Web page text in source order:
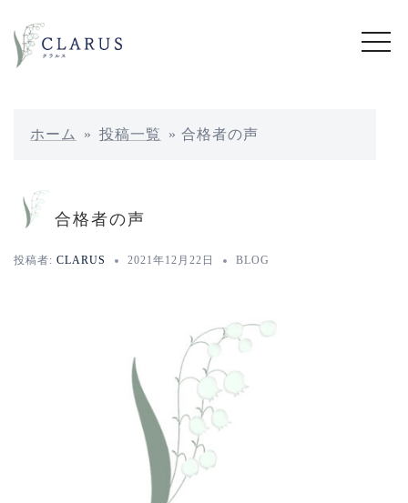
ン
ホーム » 投稿一覧 » 合格者の声
合格者の声
投稿者: CLARUS 2021年12月22日 BLOG